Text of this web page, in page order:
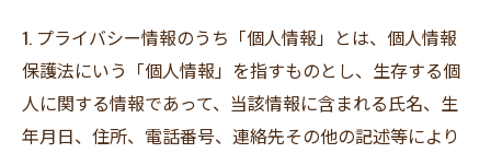
1. プライバシー情報のうち「個人情報」とは、個人情報
保護法にいう「個人情報」を指すものとし、生存する個
人に関する情報であって、当該情報に含まれる氏名、生
年月日、住所、電話番号、連絡先その他の記述等により